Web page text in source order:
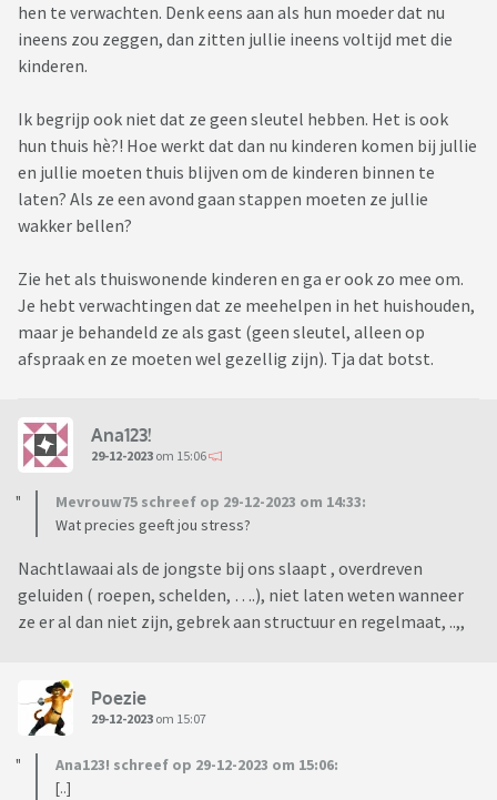
hen te verwachten. Denk eens aan als hun moeder dat nu
ineens zou zeggen, dan zitten jullie ineens voltijd met die
kinderen.
Ik begrijp ook niet dat ze geen sleutel hebben. Het is ook
hun thuis hè?! Hoe werkt dat dan nu kinderen komen bij jullie
en jullie moeten thuis blijven om de kinderen binnen te
laten? Als ze een avond gaan stappen moeten ze jullie
wakker bellen?
Zie het als thuiswonende kinderen en ga er ook zo mee om.
Je hebt verwachtingen dat ze meehelpen in het huishouden,
maar je behandeld ze als gast (geen sleutel, alleen op
afspraak en ze moeten wel gezellig zijn). Tja dat botst.
Ana123!
29-12-2023 om 15:06
Mevrouw75 schreef op 29-12-2023 om 14:33:
Wat precies geeft jou stress?
Nachtlawaai als de jongste bij ons slaapt , overdreven
geluiden ( roepen, schelden, ….), niet laten weten wanneer
ze er al dan niet zijn, gebrek aan structuur en regelmaat, ..,,
Poezie
29-12-2023 om 15:07
Ana123! schreef op 29-12-2023 om 15:06:
[..]